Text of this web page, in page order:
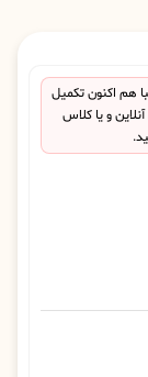
هم اکنون تکمیل
و یا کلاس